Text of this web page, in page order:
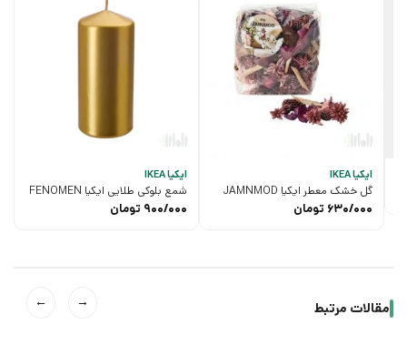
ایکیا IKEA
گل خشک معطر ایکیا JAMNMOD
630/000 تومان
ایکیا IKEA
شمع بلوکی طلایی ایکیا FENOMEN
900/000 تومان
مقالات مرتبط →
←